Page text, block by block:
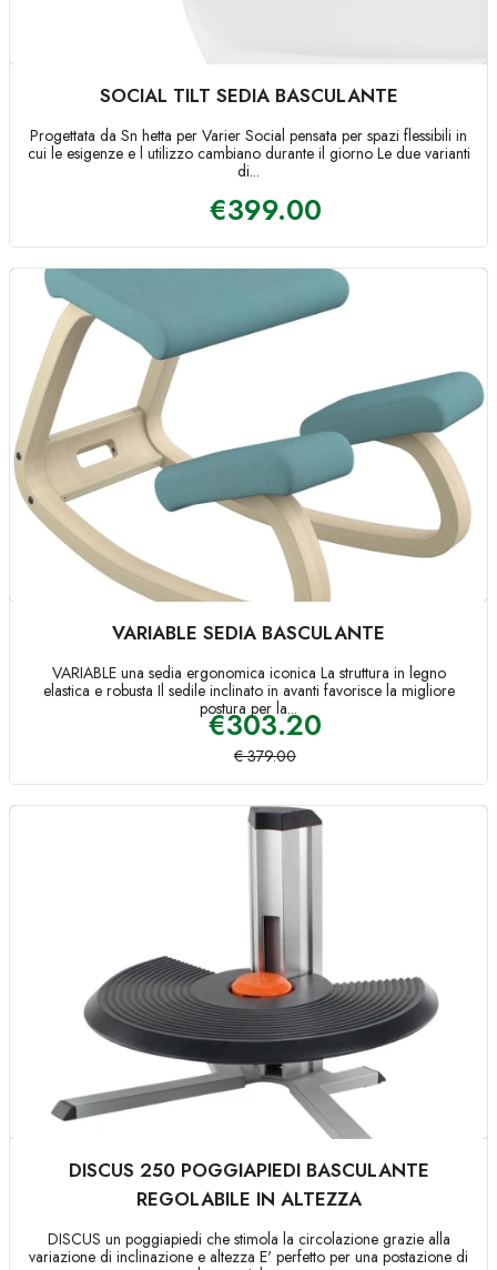
SOCIAL TILT SEDIA BASCULANTE
Progettata da Sn hetta per Varier Social pensata per spazi flessibili in
cui le esigenze e l utilizzo cambiano durante il giorno Le due varianti
di...
€399.00
VARIABLE SEDIA BASCULANTE
VARIABLE una sedia ergonomica iconica La struttura in legno
elastica e robusta Il sedile inclinato in avanti favorisce la migliore
postura per la...
€303.20
€ 379.00
DISCUS 250 POGGIAPIEDI BASCULANTE
REGOLABILE IN ALTEZZA
DISCUS un poggiapiedi che stimola la circolazione grazie alla
variazione di inclinazione e altezza E' perfetto per una postazione di